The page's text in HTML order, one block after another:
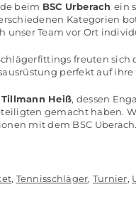
beim BSC Urberachein
Kategorien
unser Team vor Ort
freutensich
perfekt auf
Tillmann Heiß, dessen
gemacht haben.
mit dem BSC Uberach.
, Tennisschläger, Turnier,